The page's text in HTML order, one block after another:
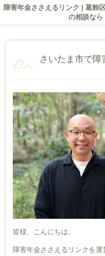
障害年金ささえるリンク | 葛飾
の相談なら
さいたま市で
皆様、こんにちは。
障害年金ささえるリンクを